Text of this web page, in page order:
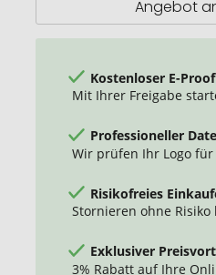
Angebot
Kostenloser E-
Mit Ihrer Freigabe
Professioneller
Wir prüfen Ihr Logo
Risikofreies
Stornieren ohne
Exklusiver
3% Rabatt auf Ihre